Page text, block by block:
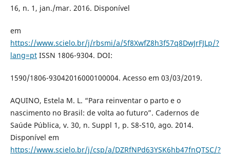
16, n. 1, jan./mar. 2016. Disponível
em
https://www.scielo.br/j/rbsmi/a/5f8XwfZ8h3f57q8DwJrFJLp/?
lang=ptISSN 1806-9304. DOI:
1590/1806-93042016000100004. Acesso em 03/03/2019.
AQUINO, Estela M. L. “Para reinventar o parto e o
nascimento no Brasil: de volta ao futuro”. Cadernos de
Saúde Pública, v. 30, n. Suppl 1, p. S8-S10, ago. 2014.
Disponível em
https://www.scielo.br/j/csp/a/DZRfNPd63YSK6hb47fnQTSC/?